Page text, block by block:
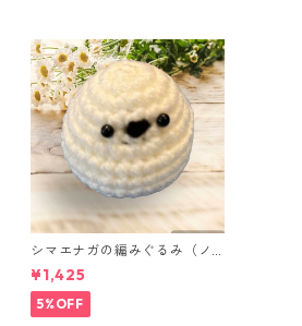
シマエナガの編みぐるみ（ノ
ーマル）
¥1,425
5%OFF